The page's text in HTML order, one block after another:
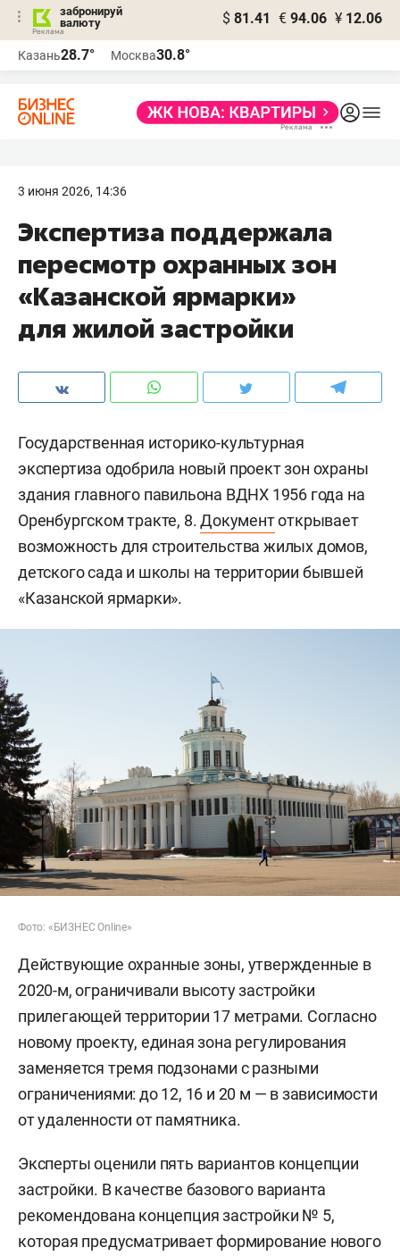
забронируй
валюту
$ 81.41 € 94.06 ¥ 12.06
Казань28.7° Москва30.8°
3 июня 2026, 14:36
Экспертиза поддержала
пересмотр охранных зон
«Казанской ярмарки»
для жилой застройки
Государственная историко-культурная
экспертиза одобрила новый проект зон охраны
здания главного павильона ВДНХ 1956 года на
Оренбургском тракте, 8.Документоткрывает
возможность для строительства жилых домов,
детского сада и школы на территории бывшей
«Казанской ярмарки».
Фото: «БИЗНЕС Online»
Действующие охранные зоны, утвержденные в
2020-м, ограничивали высоту застройки
прилегающей территории 17 метрами. Согласно
новому проекту, единая зона регулирования
заменяется тремя подзонами с разными
ограничениями: до 12, 16 и 20 м — в зависимости
от удаленности от памятника.
Эксперты оценили пять вариантов концепции
застройки. В качестве базового варианта
рекомендована концепция застройки № 5,
которая предусматривает формирование нового